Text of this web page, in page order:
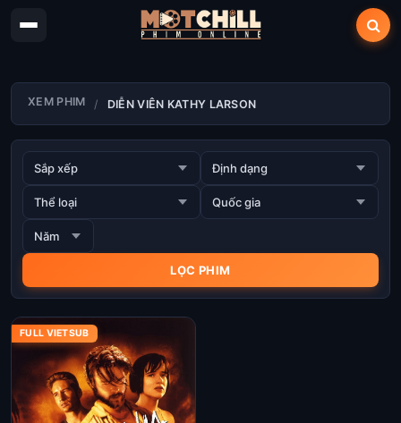
XEM PHIM DIỄN VIÊN KATHY LARSON
FULL VIETSUB